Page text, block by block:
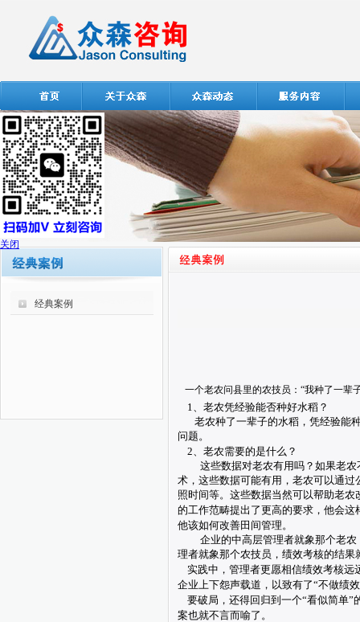
经典案例
一个老农问县里的农技员：“我种了一辈
1、老农凭经验能否种好水稻？
老农种了一辈子的水稻，凭经验能
问题。
2、老农需要的是什么？
这些数据对老农有用吗？如果老
术，这些数据可能有用，老农可以通
照时间等。这些数据当然可以帮助老
的工作范畴提出了更高的要求，他会这
他该如何改善田间管理。
企业的中高层管理者就象那个老
理者就象那个农技员，绩效考核的结果
实践中，管理者更愿相信绩效考核
企业上下怨声载道，以致有了“不做绩
要破局，还得回归到一个“看似简单
案也就不言而喻了。
关闭